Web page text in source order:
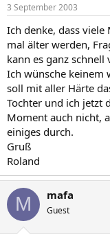
3 September 2003
Ich denke, dass viele
mal älter werden,
kann es ganz
Ich wünsche keinem
soll mit aller Härte
Tochter und ich jetzt
Moment auch nicht,
einiges durch.
Gruß
Roland
M mafa
Guest